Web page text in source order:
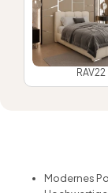
RAV22
Modernes